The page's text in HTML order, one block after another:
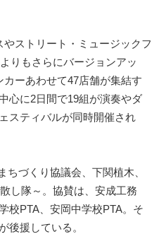
ストリート・ミュージックフ
りもさらにバージョンアッ
ーあわせて47店舗が集結す
心に2日間で19組が演奏やダ
スティバルが同時開催され
づくり協議会、下関植木、
し隊～。協賛は、安成工務
校PTA、安岡中学校PTA。そ
後援している。